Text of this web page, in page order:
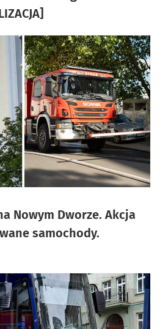
Nowym Dworze. Akcja
samochody.